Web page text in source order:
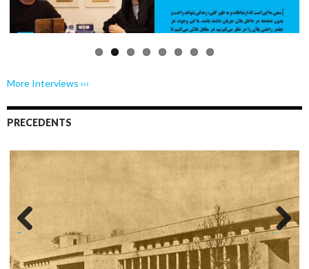
More Interviews ›››
PRECEDENTS
Previo Next